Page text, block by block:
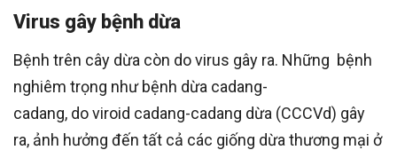
Virus gây bệnh dừa
Bệnh trên cây dừa còn do virus gây ra. Những bệnh
nghiêm trọng như bệnh dừa cadang-
cadang, do viroid cadang-cadang dừa (CCCVd) gây
ra, ảnh hưởng đến tất cả các giống dừa thương mại ở